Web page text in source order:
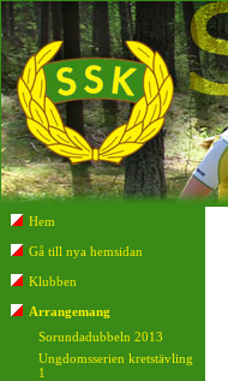
Hem
Gå till nya hemsidan
Klubben
Arrangemang
Sorundadubbeln 2013
Ungdomsserien kretstävling
1